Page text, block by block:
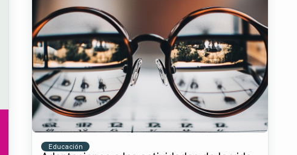
Educación